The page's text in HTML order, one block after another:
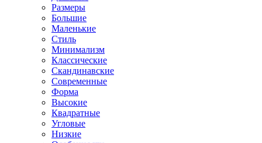
Размеры
Большие
Маленькие
Стиль
Минимализм
Классические
Скандинавские
Современные
Форма
Высокие
Квадратные
Угловые
Низкие